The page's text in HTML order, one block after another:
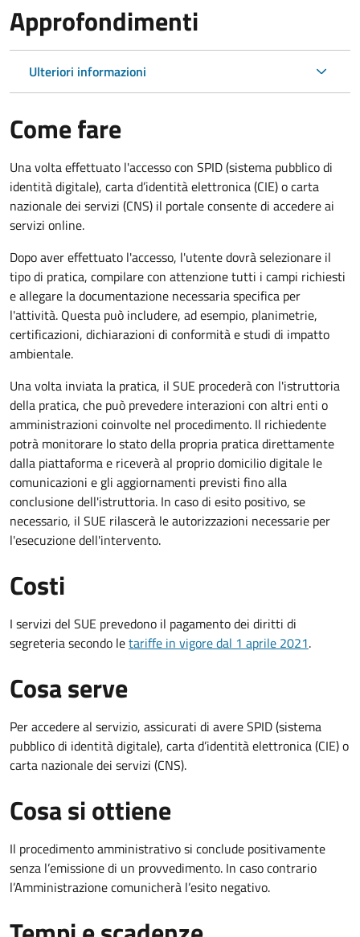
Approfondimenti
Ulteriori informazioni
Come fare
Una volta effettuato l'accesso con SPID (sistema pubblico di
identità digitale), carta d’identità elettronica (CIE) o carta
nazionale dei servizi (CNS) il portale consente di accedere ai
servizi online.
Dopo aver effettuato l'accesso, l'utente dovrà selezionare il
tipo di pratica, compilare con attenzione tutti i campi richiesti
e allegare la documentazione necessaria specifica per
l'attività. Questa può includere, ad esempio, planimetrie,
certificazioni, dichiarazioni di conformità e studi di impatto
ambientale.
Una volta inviata la pratica, il SUE procederà con l'istruttoria
della pratica, che può prevedere interazioni con altri enti o
amministrazioni coinvolte nel procedimento. Il richiedente
potrà monitorare lo stato della propria pratica direttamente
dalla piattaforma e riceverà al proprio domicilio digitale le
comunicazioni e gli aggiornamenti previsti fino alla
conclusione dell'istruttoria. In caso di esito positivo, se
necessario, il SUE rilascerà le autorizzazioni necessarie per
l'esecuzione dell'intervento.
Costi
I servizi del SUE prevedono il pagamento dei diritti di
segreteria secondo letariffe in vigore dal 1 aprile 2021.
Cosa serve
Per accedere al servizio, assicurati di avere SPID (sistema
pubblico di identità digitale), carta d’identità elettronica (CIE) o
carta nazionale dei servizi (CNS).
Cosa si ottiene
Il procedimento amministrativo si conclude positivamente
senza l’emissione di un provvedimento. In caso contrario
l’Amministrazione comunicherà l’esito negativo.